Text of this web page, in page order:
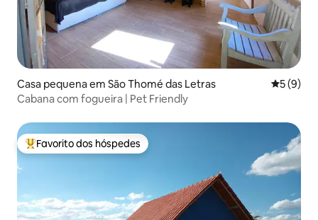
Casa pequena em São Thomé das Letras
5 (9)
Cabana com fogueira | Pet Friendly
Favoritos dos hóspedes mais apreciados
Favorito dos hóspedes